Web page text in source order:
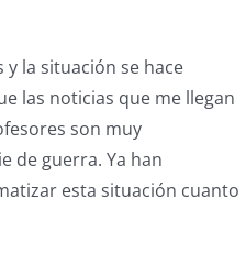
y la situación se hace
las noticias que me llegan
son muy
de guerra. Ya han
esta situación cuanto